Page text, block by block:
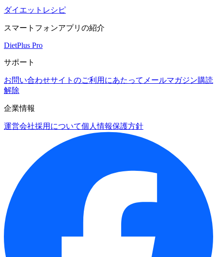
ダイエットレシピ
スマートフォンアプリの紹介
DietPlus Pro
サポート
お問い合わせサイトのご利用にあたって メールマガジン購読
解除
企業情報
運営会社採用について個人情報保護方針